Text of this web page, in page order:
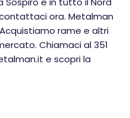
ora. Metalman
rame e altri
Chiamaci al 351
e scopri la